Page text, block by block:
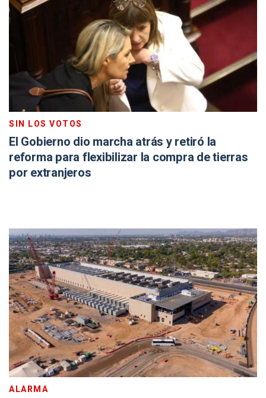
SIN LOS VOTOS
El Gobierno dio marcha atrás y retiró la
reforma para flexibilizar la compra de tierras
por extranjeros
ALARMA